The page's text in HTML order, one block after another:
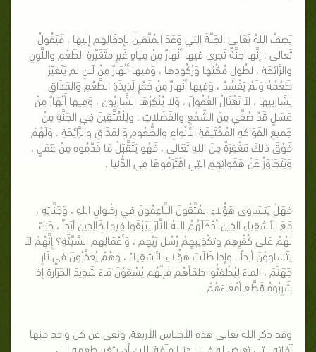
يَصِفُ اللهُ تَعَالى الجَنَّةَ التي وَعَدَ المُتَّقينَ بإدخَالِهم إليها ، فَيَقُولُ
تَعَالى : إنَّها جَنَّةٌ تَجري فيها أنْهَارٌ مِنْ مِيَاهٍ غَيرِ مَتَغَيِّرةِ الطَعْمِ واللَّوِنِ
والرَّائِحَةِ ، لطُولِ مُكْثِها وَرُكُودِها ، وَفيها أنْهَارٌ مِنْ لَبنٍ لم يَتَغيّرْ
طَعْمُهُ وَلَمْ يَفْسُدْ ، وَفِيها أنْهارٌ مِنْ خَمْرٍ لَذِيذَةِ الطَّعْمِ وَالمَذَاقِ
لِشَاربيها ، لاَ تَغْتَالُ العُقُولَ ، وَلا يُنْكِرُهَا الشَّارِبُون ، وَفِيها أَنْهَارٌ مِنْ
عَسَلٍ قَدْ صُفِّي مِنَ الشَّمْعِ والفَضَلاتِ . ولِلْمُتَّقِينَ فِي الجَنَّةِ مِنْ
جَميعِ الفَوَاكهِ المُخْتَلِفَةِ الأَنْواعِ والطُّعُومِ وَالمَذَاقِ والرَّائِحَةِ . وَلَهُمْ
فَوْقَ ذلكَ مَغْفِرَةٌ مِنَ اللهِ تَعَالى ، فَهُو يَتَقَّبَلُ مَا قَدَّمُوه مِنْ عَمَلٍ ،
وَيَتَجَاوَزُ عَنْ هَفَواتِهِمِ التِي اقْتَرَفُوهَا في الدُّنيا .
فَهَلْ يَتَسَاوى هَؤُلاءِ المُتَّقُونَ النَّاعِمُونَ في رِضْوانِ اللهِ ، وَجَنَّاتِهِ ،
مَعَ الأشقِياءِ الذِين أدْخَلَهُمُ اللهُ النَّارَ لِيَبْقَوا فِيها خَالِدِينَ أبَداً ، جَزاءً
لَهُمْ عَلَى كُفْرِهِم وتكْذِيبهِمُ رُسُلَ رَبِّهم ، وَأعْمَالِهم السَّيِّئَةِ؟ إِنَّهُمْ لاَ
يَتَسَاوَوْنَ أبَداً . وَإذا طَلَبَ هَؤُلاءِ الأشقِيَاءُ ، وَهُمْ يُعَذَّبُونَ في نَارِ
جَهَنَّمَ ، الماءَ لِيُطْفِئُوا ظَمَأهُم فَإنَّهُم يُسْقَوْنَ مَاءً شَدِيدَ الحَرَارةِ إذا
شَرِبُوهُ قَطَّعَ أمْعَاءَهُمْ .
وقد ذكر الله تعالى هذه الأجناس الأربعة, ونفى عن كل واحد منها
آفاته التي تعرض له في الدنيا.فآفة اللبن أن يتغير طعمه إلى